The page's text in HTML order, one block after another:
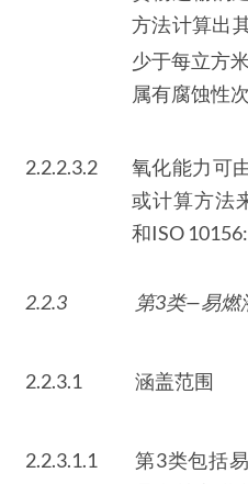
方法计算出
少于每立方
属有腐蚀性
2.2.2.3.2
氧化能力可
或计算方法
和ISO
2.2.3 第3类—易燃
2.2.3.1 涵盖范围
2.2.3.1.1
第3类包括